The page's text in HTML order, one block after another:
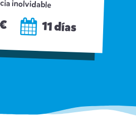
inolvidable
11 días